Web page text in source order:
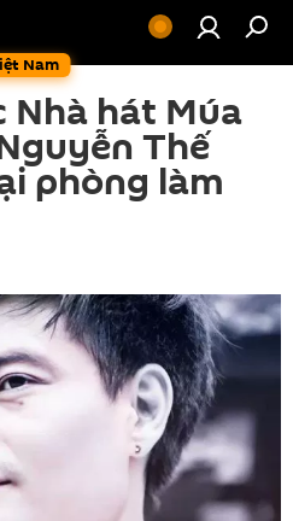
Nam
Nhà hát Múa
Thế
phòng làm